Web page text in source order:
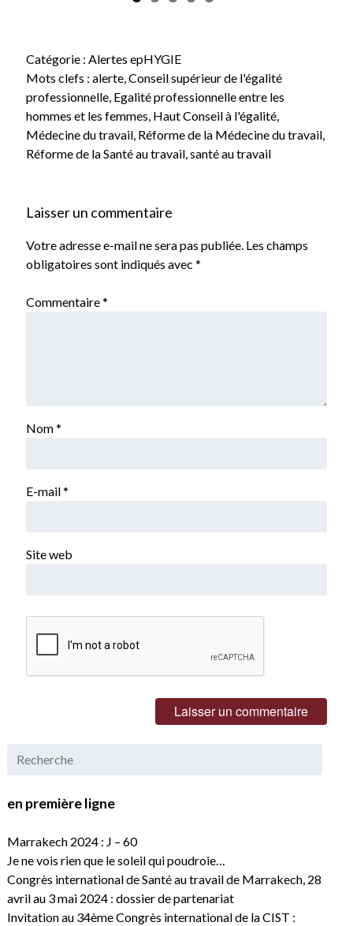
Catégorie : Alertes epHYGIE
Mots clefs : alerte, Conseil supérieur de l'égalité
professionnelle, Egalité professionnelle entre les
hommes et les femmes Haut Conseil à l'égalité,
Médecine du travail, Réforme de la Médecine du travail,
Réforme de la Santé au travail, santé au travail
Laisser un commentaire
Votre adresse e-mail ne sera pas publiée. Les champs
obligatoires sont indiqués avec *
Commentaire*
Nom*
E-mail*
Site web
en première ligne
Marrakech 2024 : J – 60
Je ne vois rien que le soleil qui poudroie…
Congrès international de Santé au travail de Marrakech, 28
avril au 3 mai 2024 : dossier de partenariat
Invitation au 34ème Congrès international de la CIST :